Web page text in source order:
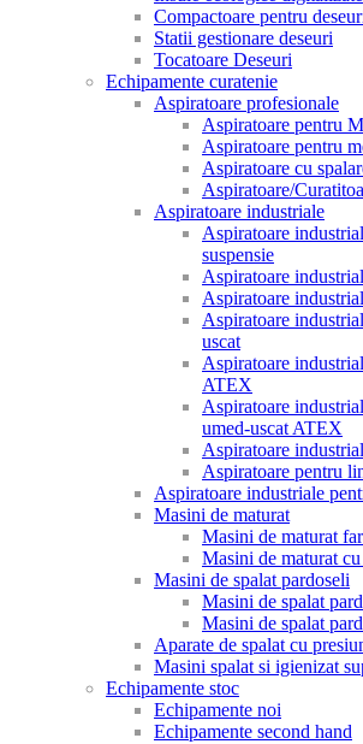
Compactoare pentru
Statii gestionare deseuri
Tocatoare Deseuri
Echipamente curatenie
Aspiratoare profesionale
Aspiratoare pentru
Aspiratoare pentru
Aspiratoare cu
Aspiratoare/
Aspiratoare industriale
Aspiratoare
suspensie
Aspiratoare
Aspiratoare
Aspiratoare
uscat
Aspiratoare
ATEX
Aspiratoare
umed-uscat ATEX
Aspiratoare
Aspiratoare pentru
Aspiratoare industriale
Masini de maturat
Masini de maturat
Masini de maturat
Masini de spalat pardoseli
Masini de spalat
Masini de spalat
Aparate de spalat cu
Masini spalat si igienizat
Echipamente stoc
Echipamente noi
Echipamente second hand